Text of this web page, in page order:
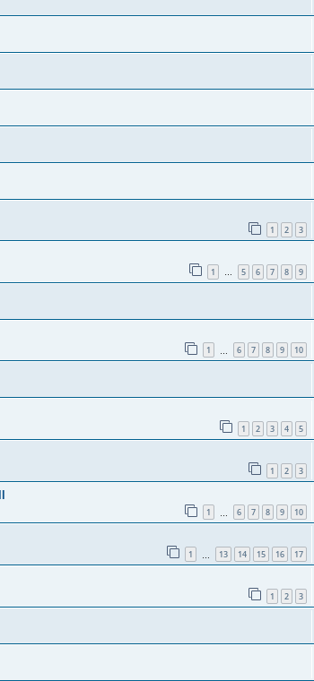
1 2 3
1 … 5 6 7 8 9
1 6 7 8 9 10
1 2 3 4 5
1 2 3
1 6 7 8 9 10
1 13 14 15 16 17
1 2 3